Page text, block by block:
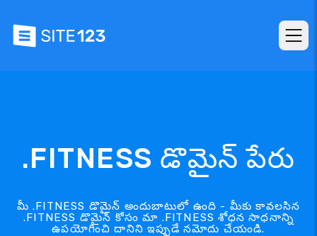
.FITNESS డొమైన్ పేరు
మీ .FITNESS డొమైన్ అందుబాటులో ఉంది - మీకు కావలసిన
.FITNESS డొమైన్ కోసం మా .FITNESS శోధన సాధనాన్ని
ఉపయోగించి దానిని ఇప్పుడే నమోదు చేయండి.